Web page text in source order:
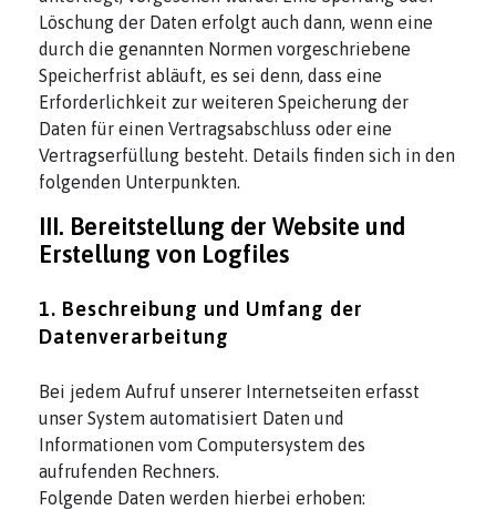
Löschung der Daten erfolgt auch dann, wenn eine
durch die genannten Normen vorgeschriebene
Speicherfrist abläuft, es sei denn, dass eine
Erforderlichkeit zur weiteren Speicherung der
Daten für einen Vertragsabschluss oder eine
Vertragserfüllung besteht. Details finden sich in den
folgenden Unterpunkten.
III. Bereitstellung der Website und
Erstellung von Logfiles
1. Beschreibung und Umfang der
Datenverarbeitung
Bei jedem Aufruf unserer Internetseiten erfasst
unser System automatisiert Daten und
Informationen vom Computersystem des
aufrufenden Rechners.
Folgende Daten werden hierbei erhoben: